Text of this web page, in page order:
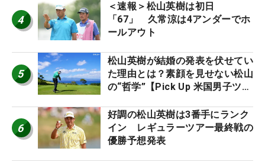
4
＜速報＞松山英樹は初日
「67」 久常涼は4アンダーでホ
ールアウト
5
松山英樹が結婚の発表を伏せてい
た理由とは？素顔を見せない松山
の“哲学”【Pick Up 米国男子ツア
6
好調の松山英樹は3番手にランク
イン レギュラーツアー最終戦の
優勝予想発表